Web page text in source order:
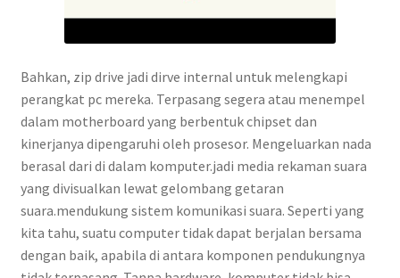
Bahkan, zip drive jadi dirve internal untuk melengkapi
perangkat pc mereka. Terpasang segera atau menempel
dalam motherboard yang berbentuk chipset dan
kinerjanya dipengaruhi oleh prosesor. Mengeluarkan nada
berasal dari di dalam komputer.jadi media rekaman suara
yang divisualkan lewat gelombang getaran
suara.mendukung sistem komunikasi suara. Seperti yang
kita tahu, suatu computer tidak dapat berjalan bersama
dengan baik, apabila di antara komponen pendukungnya